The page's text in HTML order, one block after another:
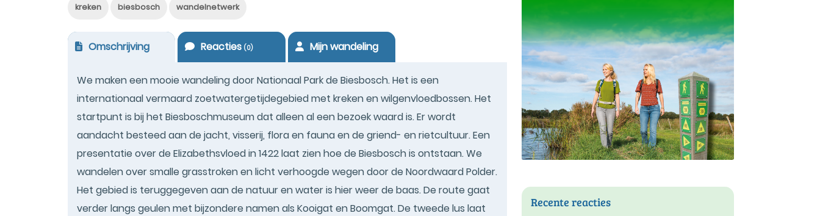
kreken biesbosch wandelnetwerk
Omschrijving Reacties(0) Mijn wandeling
We maken een mooie wandeling door Nationaal Park de Biesbosch. Het is een
internationaal vermaard zoetwatergetijdegebied met kreken en wilgenvloedbossen. Het
startpunt is bij het Biesboschmuseum dat alleen al een bezoek waard is. Er wordt
aandacht besteed aan de jacht, visserij, flora en fauna en de griend- en rietcultuur. Een
presentatie over de Elizabethsvloed in 1422 laat zien hoe de Biesbosch is ontstaan. We
wandelen over smalle grasstroken en licht verhoogde wegen door de Noordwaard Polder.
Het gebied is teruggegeven aan de natuur en water is hier weer de baas. De route gaat
verder langs geulen met bijzondere namen als Kooigat en Boomgat. De tweede lus laat
Recente reacties